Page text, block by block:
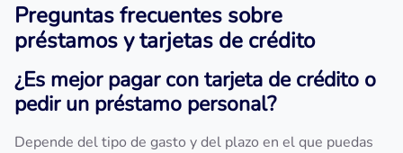
Preguntas frecuentes sobre
préstamos y tarjetas de crédito
¿Es mejor pagar con tarjeta de crédito o
pedir un préstamo personal?
Depende del tipo de gasto y del plazo en el que puedas